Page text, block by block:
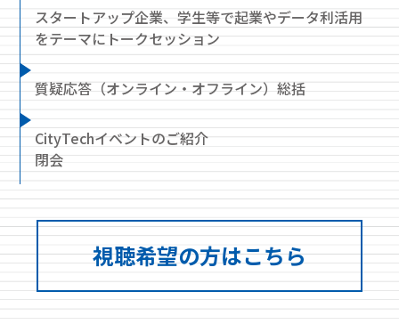
スタートアップ企業、学生等で起業やデータ利活用
をテーマにトークセッション
質疑応答（オンライン・オフライン）総括
CityTechイベントのご紹介
閉会
視聴希望の方はこちら